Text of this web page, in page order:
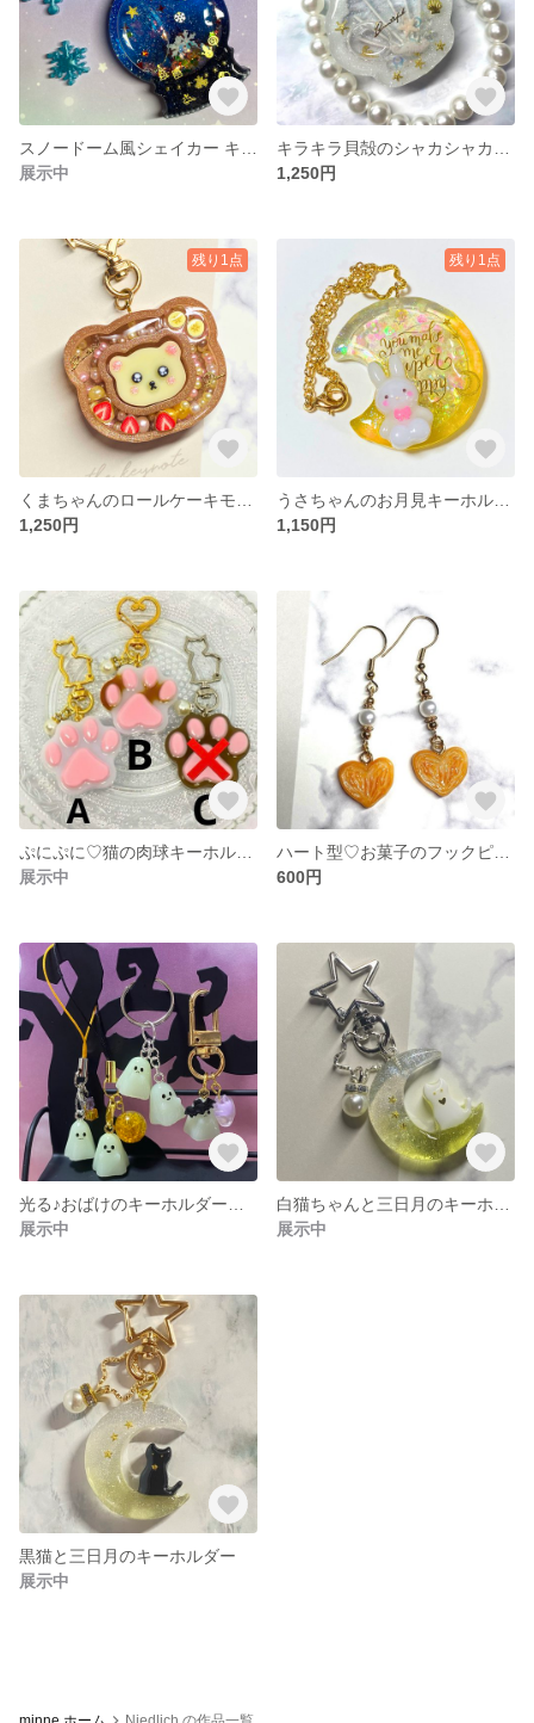
展示中
1,250円
残り1点
1,250円
残り1点
1,150円
展示中
600円
展示中
展示中
黒猫と三日月のキーホルダー
展示中